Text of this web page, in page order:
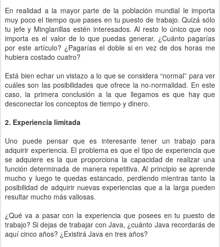
En realidad a la mayor parte de la población mundial le importa
muy poco el tiempo que pases en tu puesto de trabajo. Quizá sólo
tu jefe y Minglanillas estén interesados. Al resto lo único que nos
importa es el valor de lo que puedas generar. ¿Cuánto pagarías
por este artículo? ¿Pagarías el doble si en vez de dos horas me
hubiera costado cuatro?
Está bien echar un vistazo a lo que se considera “normal” para ver
cuáles son las posibilidades que ofrece la no-normalidad. En este
caso, la primera conclusión a la que llegamos es que hay que
desconectar los conceptos de tiempo y dinero.
2. Experiencia limitada
Uno puede pensar que es interesante tener un trabajo para
adquirir experiencia. El problema es que el tipo de experiencia que
se adquiere es la que proporciona la capacidad de realizar una
función determinada de manera repetitiva. Al principio se aprende
mucho y luego te quedas estancado, perdiendo mientras tanto la
posibilidad de adquirir nuevas experiencias que a la larga pueden
resultar mucho más valiosas.
¿Qué va a pasar con la experiencia que posees en tu puesto de
trabajo? Si dejas de trabajar con Java, ¿cuánto Java recordarás de
aquí cinco años? ¿Existirá Java en tres años?